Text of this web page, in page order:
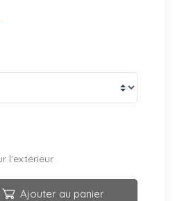
l'extérieur
Ajouter au panier